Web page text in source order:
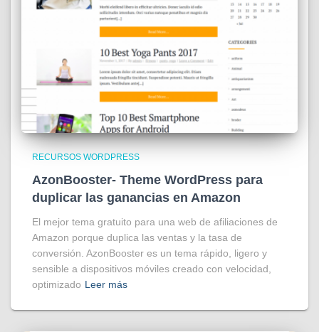
RECURSOS WORDPRESS
AzonBooster- Theme WordPress para
duplicar las ganancias en Amazon
El mejor tema gratuito para una web de afiliaciones de
Amazon porque duplica las ventas y la tasa de
conversión. AzonBooster es un tema rápido, ligero y
sensible a dispositivos móviles creado con velocidad,
optimizado Leer más